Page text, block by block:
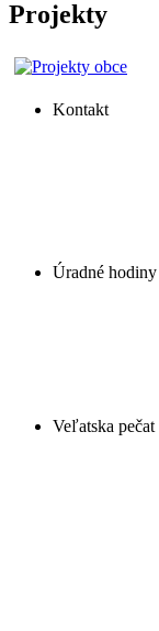
Projekty
Kontakt
Úradné hodiny
Veľatska pečat